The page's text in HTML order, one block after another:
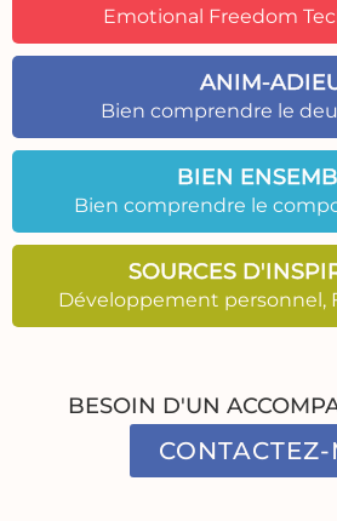
Emotional Freedom
ANIM-
Bien comprendre le
BIEN
Bien comprendre le
SOURCES
Développement personnel,
BESOIN D'UN